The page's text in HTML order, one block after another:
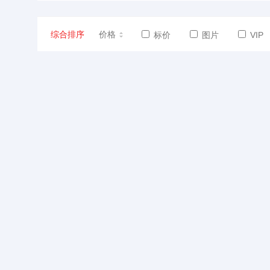
综合排序 价格 标价 图片 VIP